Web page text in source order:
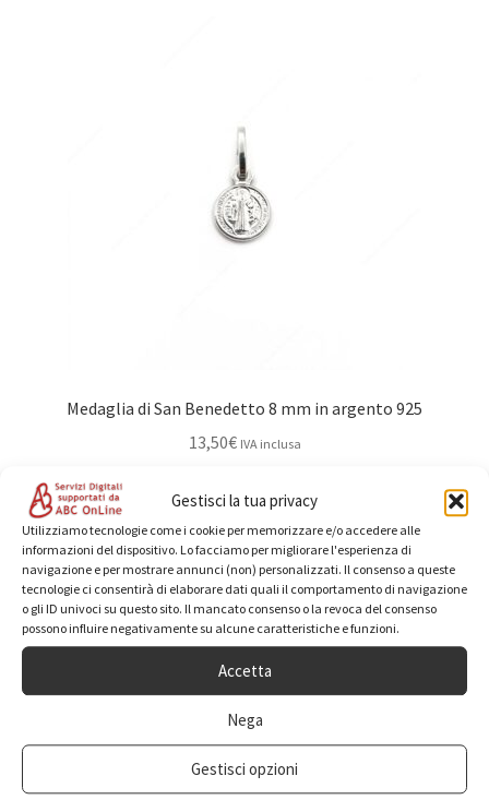
Gestisci la tua privacy
Utilizziamo tecnologie come i cookie per memorizzare e/o accedere alle
informazioni del dispositivo. Lo facciamo per migliorare l'esperienza di
navigazione e per mostrare annunci (non) personalizzati. Il consenso a queste
tecnologie ci consentirà di elaborare dati quali il comportamento di navigazione
o gli ID univoci su questo sito. Il mancato consenso o la revoca del consenso
possono influire negativamente su alcune caratteristiche e funzioni.
Accetta
Nega
Gestisci opzioni
Medaglia di San Benedetto 8 mm in argento 925
13,50€ IVA inclusa
Aggiungi al carrello